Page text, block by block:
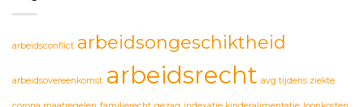
arbeidsconflict arbeidsongeschiktheid
arbeidsovereenkomst arbeidsrecht avg tijdens ziekte